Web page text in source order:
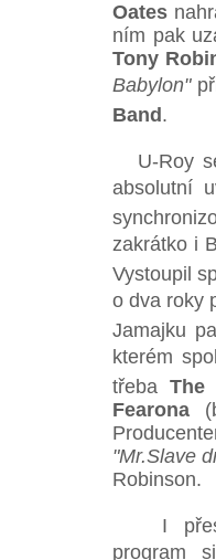
Oates
ním pak
Tony
Babylon"
Band .
U-Roy
absolutní
zakrátko i
Vystoupil
o dva roky
Jamajku
kterém
třeba The
Fearona
"Mr.Slave
Robinson.
I přes
program